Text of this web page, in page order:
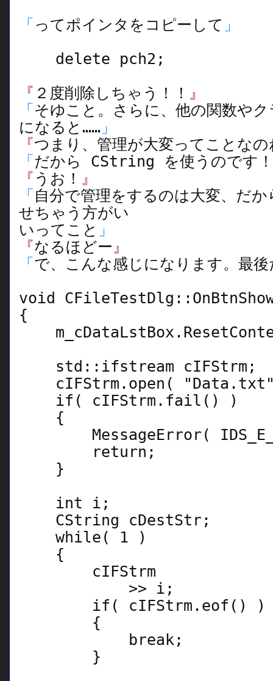
「ってポインタをコピーして 」
delete pch2;
『 ２度削除しちゃう！！ 』
「そゆこと。さらに、他の関数や
になると…… 」
『つまり、管理が大変ってことなの
「だから CString を使うのです
『 うお！ 』
「自分で管理をするのは大変、だ
せちゃう方がい
いってこと 」
『なるほどー』
「で、こんな感じになります。最
void
{
std::ifstream cIFStrm;
cIFStrm.open(
if( cIFStrm.fail() )
{
MessageError(
return;
}
int i;
CString cDestStr;
while( 1 )
{
cIFStrm
>> i;
if( cIFStrm.eof() )
{
break;
}